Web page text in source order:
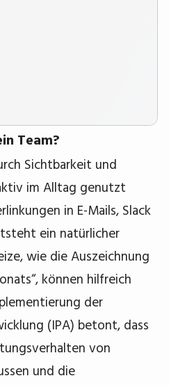
Team?
Sichtbarkeit und
im Alltag genutzt
in E-Mails, Slack
ein natürlicher
wie die Auszeichnung
können hilfreich
der
(IPA) betont, dass
von
und die